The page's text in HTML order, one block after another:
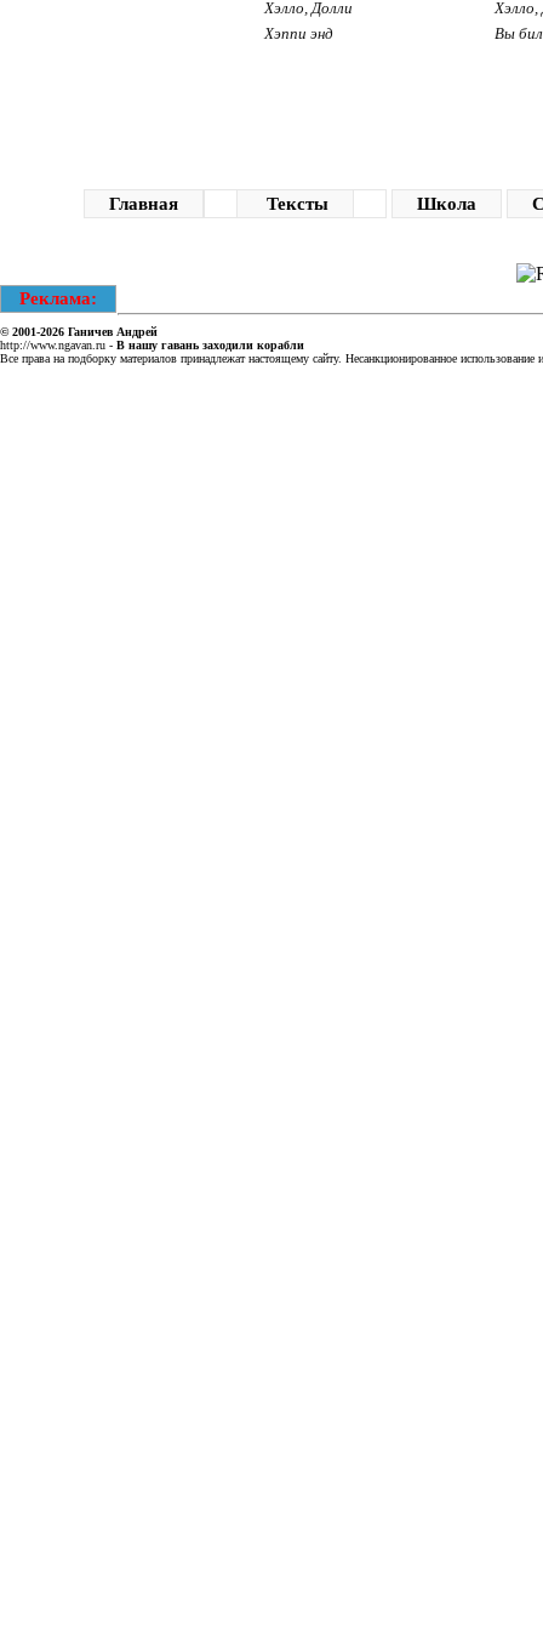
Хэлло, Долли
Хэлло,
Хэппи энд
Вы
Главная Тексты Школа
Реклама:
© 2001-2026 Ганичев Андрей
http://www.ngavan.ru - В нашу гавань заходили корабли
Все права на подборку материалов принадлежат настоящему сайту. Несанкционированное